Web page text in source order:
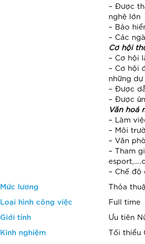
– Được
nghệ lớn
– Bảo
– Các
Cơ hội
– Cơ hội
– Cơ hội
những dự
– Được
– Được
Văn hoá
– Làm
– Môi
– Văn
– Tham
– Chế độ
Mức lương Thỏa
Loại hình công việc Full time
Giới tính Ưu tiên
Kinh nghiệm Tối thiểu